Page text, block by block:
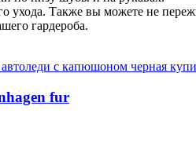
ухода. Также вы можете не
гардероба.
fur